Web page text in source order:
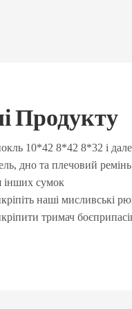
Продукту
10*42 8*42 8*32 і
дно та плечовий
інших сумок
наші мисливські
тримач